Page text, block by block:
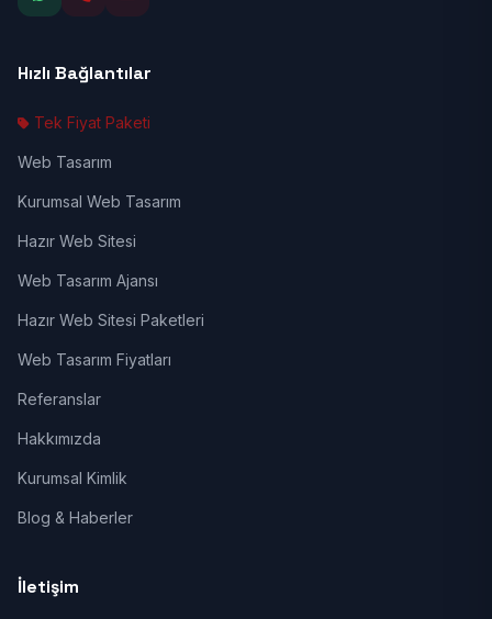
Hızlı Bağlantılar
Tek Fiyat Paketi
Web Tasarım
Kurumsal Web Tasarım
Hazır Web Sitesi
Web Tasarım Ajansı
Hazır Web Sitesi Paketleri
Web Tasarım Fiyatları
Referanslar
Hakkımızda
Kurumsal Kimlik
Blog & Haberler
İletişim